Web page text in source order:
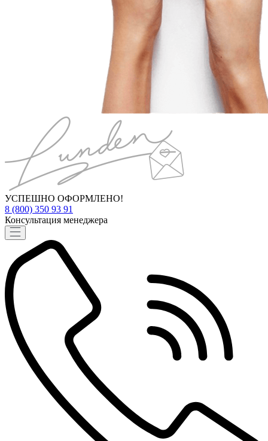
УСПЕШНО ОФОРМЛЕНО!
8 (800) 350 93 91
Консультация менеджера